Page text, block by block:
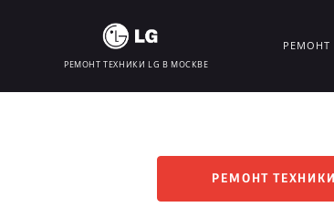
РЕМОНТ ТЕХНИКИ LG В МОСКВЕ
РЕМОНТ
РЕМОНТ ТЕХНИКИ